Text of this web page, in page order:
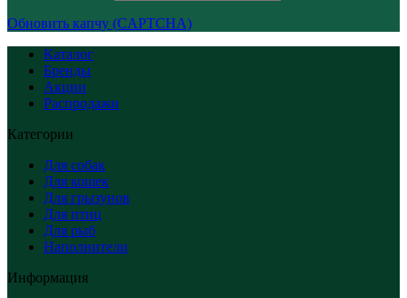
Обновить капчу (CAPTCHA)
Каталог
Бренды
Акции
Распродажи
Категории
Для собак
Для кошек
Для грызунов
Для птиц
Для рыб
Наполнители
Информация